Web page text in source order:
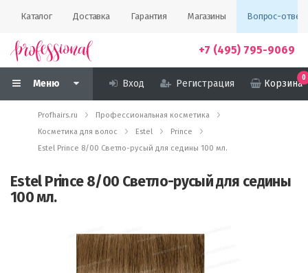
Каталог Доставка Гарантия Магазины Вопрос-ответ
+7 (495) 795-9069
Меню Вход Регистрация Корзина
0
Profhairs.ru
Профессиональная косметика
Косметика для волос
Estel
Prince
Estel Prince 8/00 Светло-русый для седины 100 мл.
Estel Prince 8/00 Светло-русый для седины
100 мл.